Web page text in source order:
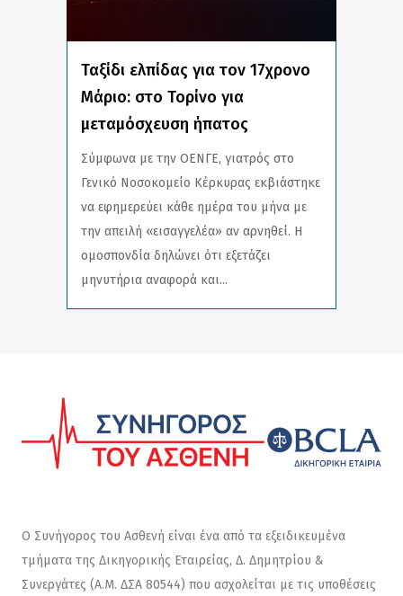
Ταξίδι ελπίδας για τον 17χρονο
Μάριο: στο Τορίνο για
μεταμόσχευση ήπατος
Σύμφωνα με την ΟΕΝΓΕ, γιατρός στο
Γενικό Νοσοκομείο Κέρκυρας εκβιάστηκε
να εφημερεύει κάθε ημέρα του μήνα με
την απειλή «εισαγγελέα» αν αρνηθεί. Η
ομοσπονδία δηλώνει ότι εξετάζει
μηνυτήρια αναφορά και...
Ο Συνήγορος του Ασθενή είναι ένα από τα εξειδικευμένα
τμήματα της Δικηγορικής Εταιρείας, Δ. Δημητρίου &
Συνεργάτες (Α.Μ. ΔΣΑ 80544) που ασχολείται με τις υποθέσεις